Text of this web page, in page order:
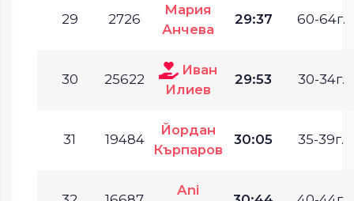
29 2726
Мария
Анчева
29:37 60-64г.
30 25622
Иван
Илиев
29:53 30-34г.
31 19484
Йордан
Кърпаров
30:05 35-39г.
Ani